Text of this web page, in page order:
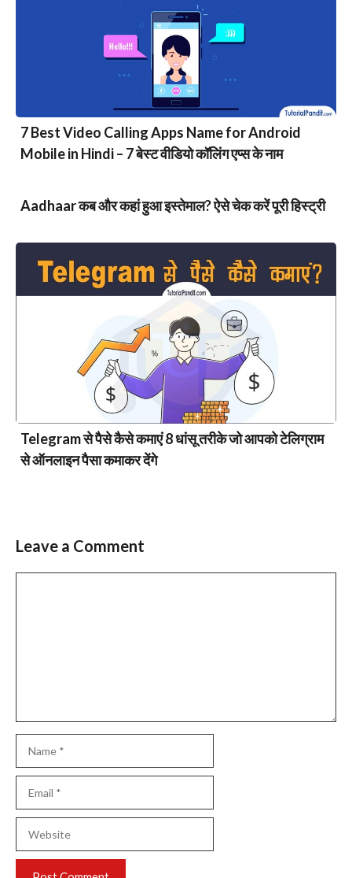
7 Best Video Calling Apps Name for Android
Mobile in Hindi – 7 बेस्ट वीडियो कॉलिंग एप्स के नाम
Aadhaar कब और कहां हुआ इस्तेमाल? ऐसे चेक करें पूरी हिस्ट्री
Telegram से पैसे कैसे कमाएं 8 धांसू तरीके जो आपको टेलिग्राम
से ऑनलाइन पैसा कमाकर देंगे
Leave a Comment